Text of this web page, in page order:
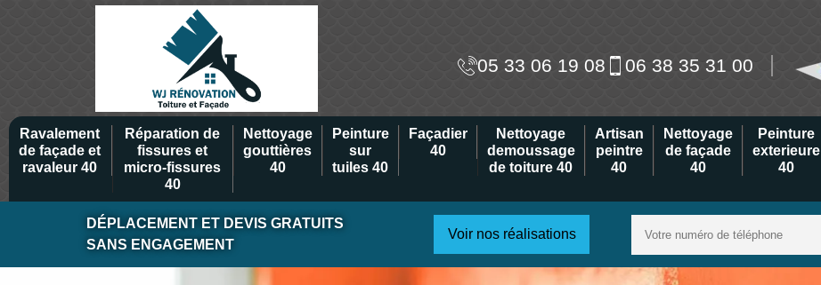
05 33 06 19 08 06 38 35 31 00
Ravalement
de façade et
ravaleur 40
Réparation de
fissures et
micro-fissures
40
Nettoyage
gouttières
40
Peinture
sur
tuiles 40
Façadier
40
Nettoyage
demoussage
de toiture 40
Artisan
peintre
40
Nettoyage
de façade
40
Peinture
exterieure
40
DÉPLACEMENT ET DEVIS GRATUITS
SANS ENGAGEMENT
Voir nos réalisations